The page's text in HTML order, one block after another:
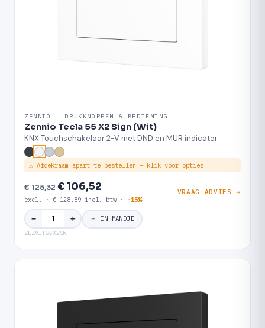
ZENNIO · DRUKKNOPPEN & BEDIENING
Zennio Tecla 55 X2 Sign (Wit)
KNX Touchschakelaar 2-V met DND en MUR indicator
⚠ Afdekraam apart te bestellen — klik voor opties
€ 125,32€ 106,52
excl. · € 128,89 incl. btw · -15%
VRAAG ADVIES →
− ＋ ＋ IN MANDJE
ZEZVIT55X2SW